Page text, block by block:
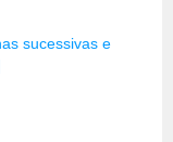
sucessivas e